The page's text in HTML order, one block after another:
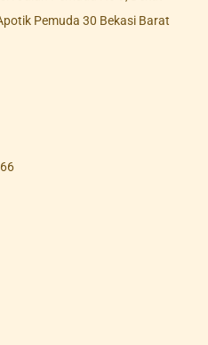
Pemuda 30 Bekasi Barat